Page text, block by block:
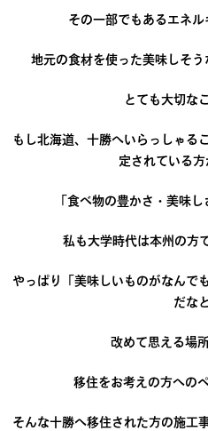
その一部でもあるエネ
地元の食材を使った美味しそ
とても大切な
もし北海道、十勝へいらっしゃる
定されている
「食べ物の豊かさ・美味
私も大学時代は本州の方
やっぱり「美味しいものがなんで
だなと
改めて思える場
移住をお考えの方への
そんな十勝へ移住された方の施工